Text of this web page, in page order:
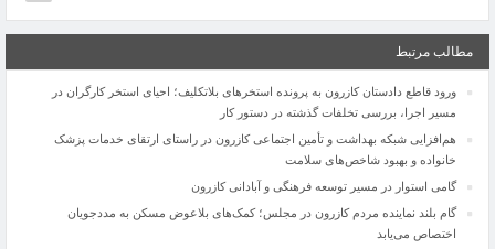
مطالب مرتبط
ورود قاطع دادستان کازرون به پرونده استخرهای بلاتکلیف؛ احیای استخر کارگران در
مسیر اجرا، بررسی تخلفات گذشته در دستور کار
هم‌افزایی شبکه بهداشت و تأمین اجتماعی کازرون در راستای ارتقای خدمات پزشک
خانواده و بهبود شاخص‌های سلامت
گامی استوار در مسیر توسعه فرهنگی و آبادانی کازرون
گام بلند نماینده مردم کازرون در مجلس؛ کمک‌های بلاعوض مسکن به مددجویان
اختصاص می‌یابد